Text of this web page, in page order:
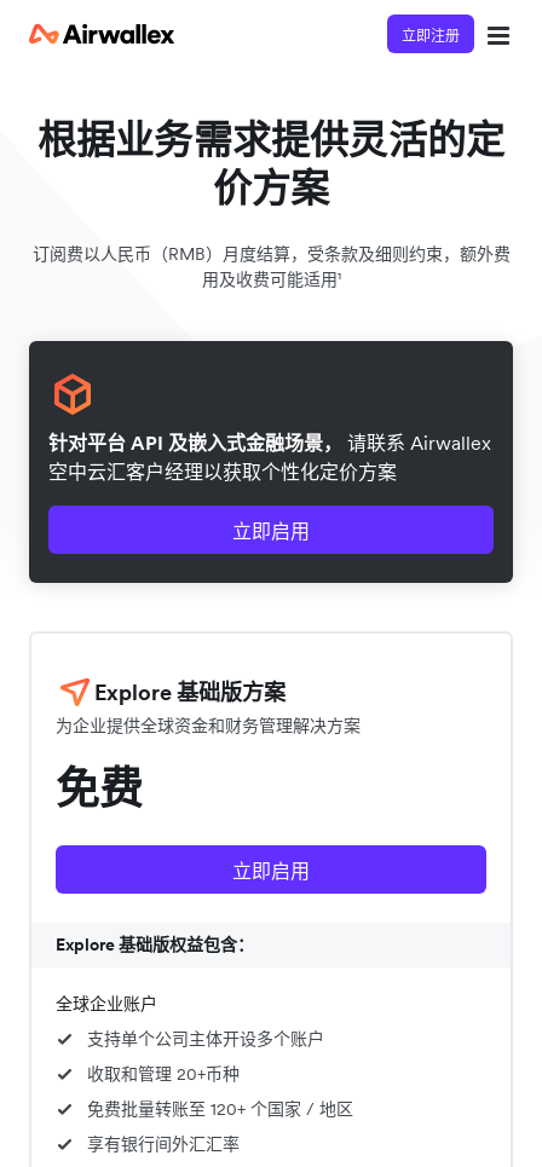
立即注册
根据业务需求提供灵活的定
价方案
订阅费以人民币（RMB）月度结算，受条款及细则约束，额外费
用及收费可能适用¹
针对平台 API 及嵌入式金融场景，
请联系 Airwallex
空中云汇客户经理以获取个性化定价方案
立即启用
Explore 基础版方案
为企业提供全球资金和财务管理解决方案
免费
立即启用
Explore 基础版权益包含：
全球企业账户
支持单个公司主体开设多个账户
收取和管理 20+币种
免费批量转账至 120+ 个国家 / 地区
享有银行间外汇汇率